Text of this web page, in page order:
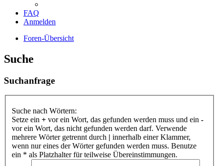
FAQ
Anmelden
Foren-Übersicht
Suche
Suchanfrage
Suche nach Wörtern:
Setze ein + vor ein Wort, das gefunden werden muss und ein -
vor ein Wort, das nicht gefunden werden darf. Verwende
mehrere Wörter getrennt durch | innerhalb einer Klammer,
wenn nur eines der Wörter gefunden werden muss. Benutze
ein * als Platzhalter für teilweise Übereinstimmungen.